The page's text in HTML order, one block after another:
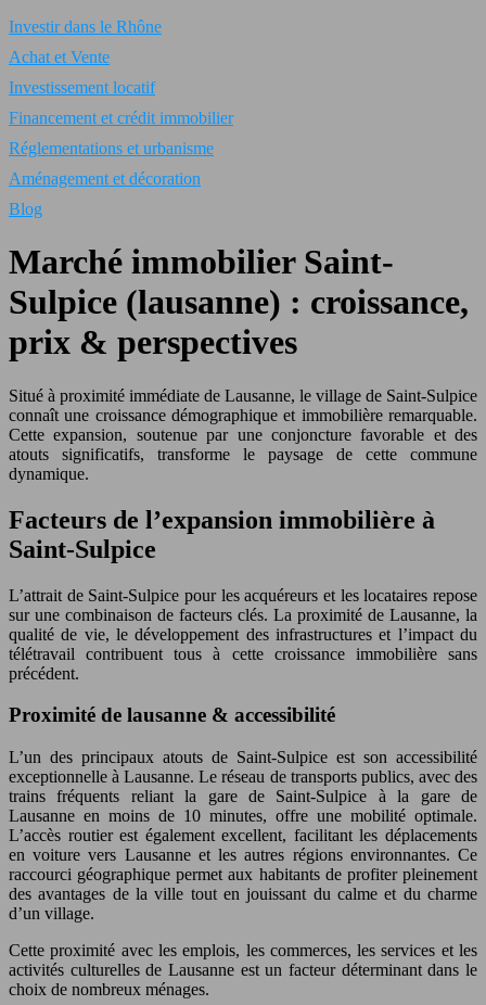
Investir dans le Rhône
Achat et Vente
Investissement locatif
Financement et crédit immobilier
Réglementations et urbanisme
Aménagement et décoration
Blog
Marché immobilier Saint-
Sulpice (lausanne) : croissance,
prix & perspectives
Situé à proximité immédiate de Lausanne, le village de Saint-Sulpice
connaît une croissance démographique et immobilière remarquable.
Cette expansion, soutenue par une conjoncture favorable et des
atouts significatifs, transforme le paysage de cette commune
dynamique.
Facteurs de l’expansion immobilière à
Saint-Sulpice
L’attrait de Saint-Sulpice pour les acquéreurs et les locataires repose
sur une combinaison de facteurs clés. La proximité de Lausanne, la
qualité de vie, le développement des infrastructures et l’impact du
télétravail contribuent tous à cette croissance immobilière sans
précédent.
Proximité de lausanne & accessibilité
L’un des principaux atouts de Saint-Sulpice est son accessibilité
exceptionnelle à Lausanne. Le réseau de transports publics, avec des
trains fréquents reliant la gare de Saint-Sulpice à la gare de
Lausanne en moins de 10 minutes, offre une mobilité optimale.
L’accès routier est également excellent, facilitant les déplacements
en voiture vers Lausanne et les autres régions environnantes. Ce
raccourci géographique permet aux habitants de profiter pleinement
des avantages de la ville tout en jouissant du calme et du charme
d’un village.
Cette proximité avec les emplois, les commerces, les services et les
activités culturelles de Lausanne est un facteur déterminant dans le
choix de nombreux ménages.